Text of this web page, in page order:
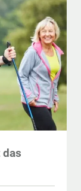
das